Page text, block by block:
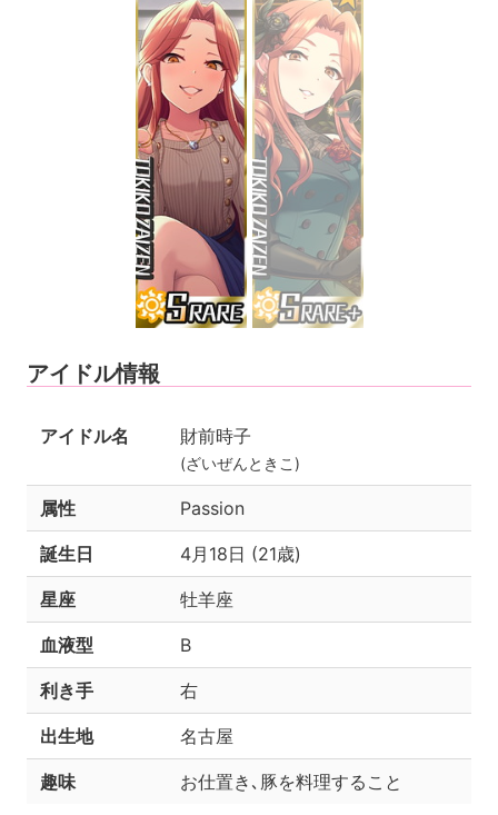
アイドル情報
アイドル名 財前時子
(ざいぜんときこ)
属性 Passion
誕生日 4月18日 (21歳)
星座 牡羊座
血液型 B
利き手 右
出生地 名古屋
趣味 お仕置き､豚を料理すること